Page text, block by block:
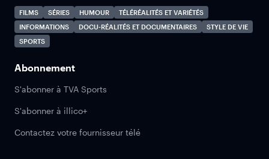
FILMS SÉRIES HUMOUR
TÉLÉRÉALITÉS ET VARIÉTÉS
INFORMATIONS
DOCU-RÉALITÉS ET DOCUMENTAIRES
STYLE DE VIE
SPORTS
Abonnement
S'abonner à TVA Sports
S'abonner à illico+
Contactez votre fournisseur télé